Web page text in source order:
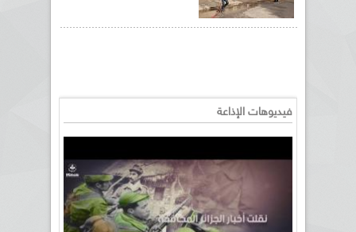
فيديوهات الإذاعة